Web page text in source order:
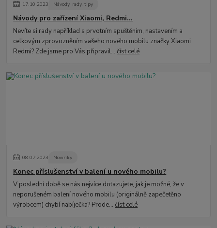
17.10.2023 Návody, rady, tipy
Návody pro zařízení Xiaomi, Redmi...
Nevíte si rady například s prvotním spuštěním, nastavením a
celkovým zprovozněním vašeho nového mobilu značky Xiaomi
Redmi? Zde jsme pro Vás připravil...číst celé
08.07.2023 Novinky
Konec příslušenství v balení u nového mobilu?
V poslední době se nás nejvíce dotazujete, jak je možné, že v
neporušeném balení nového mobilu (originálně zapečetěno
výrobcem) chybí nabíječka? Prode...číst celé